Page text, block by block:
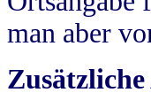
man aber